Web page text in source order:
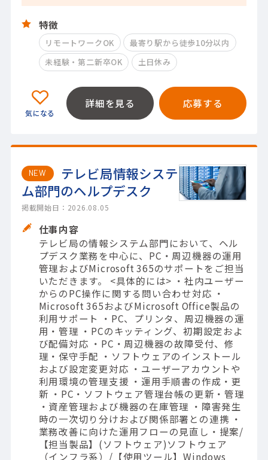
特徴
リモートワークOK
最寄り駅から徒歩10分以内
未経験・第二新卒OK
土日休み
詳細を見る 応募する
NEW
テレビ局情報システ
ム部門のヘルプデスク
掲載開始日：2026.08.05
仕事内容
テレビ局の情報システム部門において、ヘル
プデスク業務を中心に、PC・周辺機器の運用
管理およびMicrosoft 365のサポートをご担当
いただきます。 <具体的には> ・社内ユーザー
からのPC操作に関する問い合わせ対応 ・
Microsoft 365およびMicrosoft Office製品の
利用サポート ・PC、プリンタ、周辺機器の運
用・管理 ・PCのキッティング、初期設定およ
び配備対応 ・PC・周辺機器の故障受付、修
理・保守手配 ・ソフトウェアのインストール
および設定変更対応 ・ユーザーアカウントや
利用環境の管理支援 ・運用手順書の作成・更
新 ・PC・ソフトウェア管理台帳の更新・管理
・資産管理および機器の在庫管理 ・障害発生
時の一次切り分けおよび関係部署との連携 ・
業務改善に向けた運用フローの見直し・提案/
【担当製品】(ソフトウェア)ソフトウェア
（インフラ系）/【使用ツール】Windows